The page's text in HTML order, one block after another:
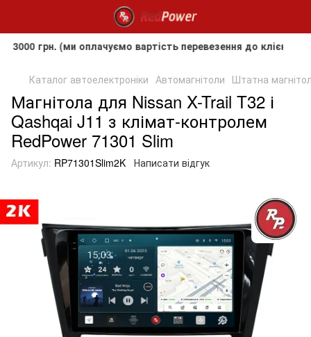
(ми оплачуємо вартість перевезення до клієнта, але
Каталог автоелектроніки Автомагнітоли Штатна
Магнітола для Nissan X-Trail T32 і
Qashqai J11 з клімат-контролем
RedPower 71301 Slim
Артикул: RP71301Slim2K Написати відгук